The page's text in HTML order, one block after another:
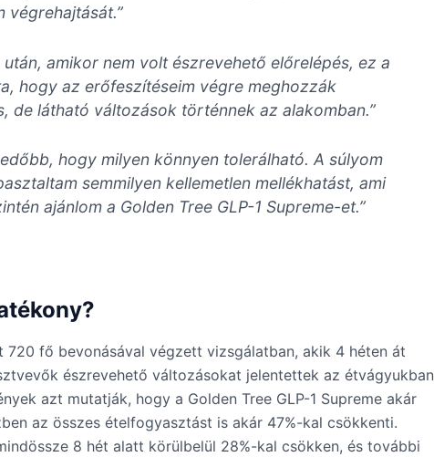
végrehajtását.”
amikor nem volt észrevehető előrelépés, ez a
hogy az erőfeszítéseim végre meghozzák
de látható változások történnek az alakomban.”
hogy milyen könnyen tolerálható. A súlyom
semmilyen kellemetlen mellékhatást, ami
ajánlom a Golden Tree GLP-1 Supreme-et.”
fő bevonásával végzett vizsgálatban, akik 4 héten át
észrevehető változásokat jelentettek az étvágyukban
azt mutatják, hogy a Golden Tree GLP-1 Supreme akár
az összes ételfogyasztást is akár 47%-kal csökkenti.
8 hét alatt körülbelül 28%-kal csökken, és további